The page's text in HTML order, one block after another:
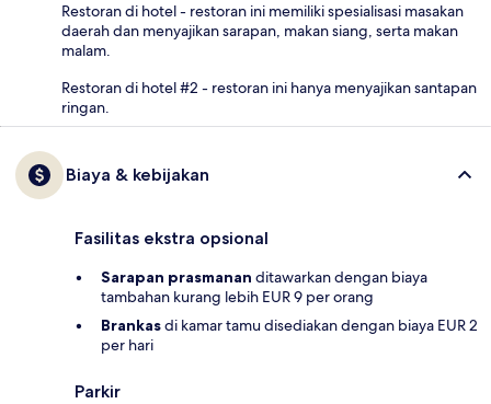
Restoran di hotel - restoran ini memiliki spesialisasi masakan
daerah dan menyajikan sarapan, makan siang, serta makan
malam.
Restoran di hotel #2 - restoran ini hanya menyajikan santapan
ringan.
Biaya & kebijakan
Fasilitas ekstra opsional
Sarapan prasmanan ditawarkan dengan biaya
tambahan kurang lebih EUR 9 per orang
Brankasdi kamar tamu disediakan dengan biaya EUR 2
per hari
Parkir